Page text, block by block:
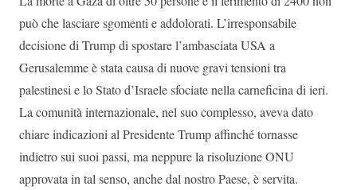
può che lasciare sgomenti e addolorati. L’irresponsabile
decisione di Trump di spostare l’ambasciata USA a
Gerusalemme è stata causa di nuove gravi tensioni tra
palestinesi e lo Stato d’Israele sfociate nella carneficina di ieri.
La comunità internazionale, nel suo complesso, aveva dato
chiare indicazioni al Presidente Trump affinché tornasse
indietro sui suoi passi, ma neppure la risoluzione ONU
approvata in tal senso, anche dal nostro Paese, è servita.